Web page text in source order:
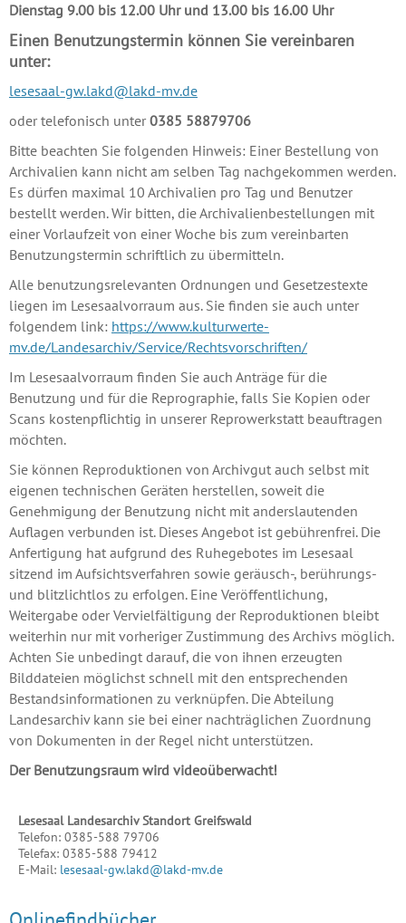
Dienstag 9.00 bis 12.00 Uhr und 13.00 bis 16.00 Uhr
Einen Benutzungstermin können Sie vereinbaren
unter:
lesesaal-gw.lakd@lakd-mv.de
oder telefonisch unter 0385 58879706
Bitte beachten Sie folgenden Hinweis: Einer Bestellung von
Archivalien kann nicht am selben Tag nachgekommen werden.
Es dürfen maximal 10 Archivalien pro Tag und Benutzer
bestellt werden. Wir bitten, die Archivalienbestellungen mit
einer Vorlaufzeit von einer Woche bis zum vereinbarten
Benutzungstermin schriftlich zu übermitteln.
Alle benutzungsrelevanten Ordnungen und Gesetzestexte
liegen im Lesesaalvorraum aus. Sie finden sie auch unter
folgendem link: https://www.kulturwerte-
mv.de/Landesarchiv/Service/Rechtsvorschriften/
Im Lesesaalvorraum finden Sie auch Anträge für die
Benutzung und für die Reprographie, falls Sie Kopien oder
Scans kostenpflichtig in unserer Reprowerkstatt beauftragen
möchten.
Sie können Reproduktionen von Archivgut auch selbst mit
eigenen technischen Geräten herstellen, soweit die
Genehmigung der Benutzung nicht mit anderslautenden
Auflagen verbunden ist. Dieses Angebot ist gebührenfrei. Die
Anfertigung hat aufgrund des Ruhegebotes im Lesesaal
sitzend im Aufsichtsverfahren sowie geräusch-, berührungs-
und blitzlichtlos zu erfolgen. Eine Veröffentlichung,
Weitergabe oder Vervielfältigung der Reproduktionen bleibt
weiterhin nur mit vorheriger Zustimmung des Archivs möglich.
Achten Sie unbedingt darauf, die von ihnen erzeugten
Bilddateien möglichst schnell mit den entsprechenden
Bestandsinformationen zu verknüpfen. Die Abteilung
Landesarchiv kann sie bei einer nachträglichen Zuordnung
von Dokumenten in der Regel nicht unterstützen.
Der Benutzungsraum wird videoüberwacht!
Lesesaal Landesarchiv Standort Greifswald
Telefon: 0385-588 79706
Telefax: 0385-588 79412
E-Mail: lesesaal-gw.lakd@lakd-mv.de